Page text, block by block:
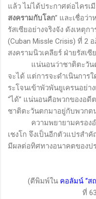
แล้ว ไม่ได้ประกาศต่อไครเ
สงครามกับโลก” และเชื่อว่
รัสเซียอย่างจริงจัง ดังเหตุ
(Cuban Missle Crisis) ที่ 2
สงครามนิวเคลียร์ ฝ่ายรัสเ
แน่นอนว่าชาติตะวั
จะได้ แต่การจะดำเนินการ
ระโจนเข้าพัวพันยูเครนอย่า
“ได้” แน่นอนคือพวกของอดี
ชาติตะวันตกมาอยู่กับพวกต
ความพยายามครองอำ
เชงโก จึงเป็นอีกตัวแปรสำ
มีผลต่อทิศทางอนาคตของป
(ตีพิมพ์ใน คอลัมน์ “ส
ที่